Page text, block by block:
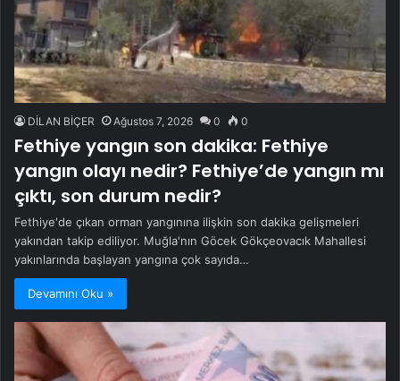
DİLAN BİÇER Ağustos 7, 2026 0 0
Fethiye yangın son dakika: Fethiye
yangın olayı nedir? Fethiye’de yangın mı
çıktı, son durum nedir?
Fethiye'de çıkan orman yangınına ilişkin son dakika gelişmeleri
yakından takip ediliyor. Muğla'nın Göcek Gökçeovacık Mahallesi
yakınlarında başlayan yangına çok sayıda…
Devamını Oku »